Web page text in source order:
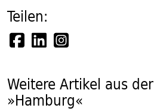
Teilen:
Weitere Artikel aus
»Hamburg«